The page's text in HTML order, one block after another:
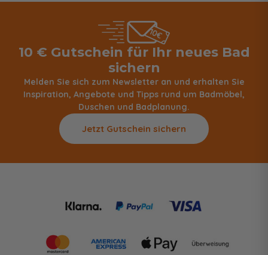
10 € Gutschein für Ihr neues Bad
sichern
Melden Sie sich zum Newsletter an und erhalten Sie
Inspiration, Angebote und Tipps rund um Badmöbel,
Duschen und Badplanung.
Jetzt Gutschein sichern